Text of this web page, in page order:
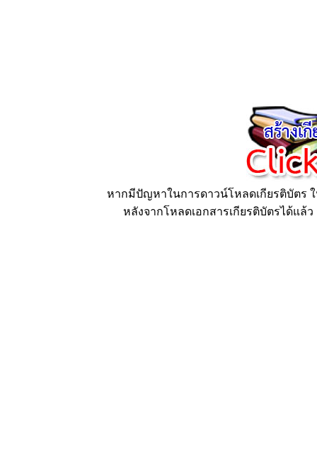
หากมีปัญหาในการดาวน์โหลดเกียรติบัตร
หลังจากโหลดเอกสารเกียรติบัตรได้แล้